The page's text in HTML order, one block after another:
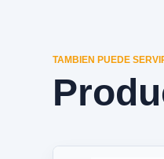
TAMBIEN PUEDE